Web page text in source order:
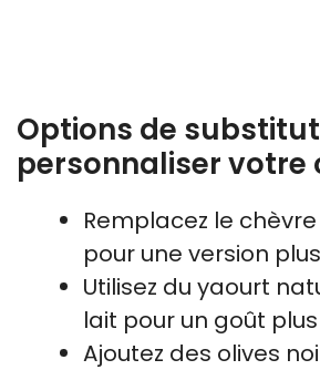
Options de
personnaliser votre
Remplacez le
pour une version
Utilisez du yaourt
lait pour un goût
Ajoutez des olives